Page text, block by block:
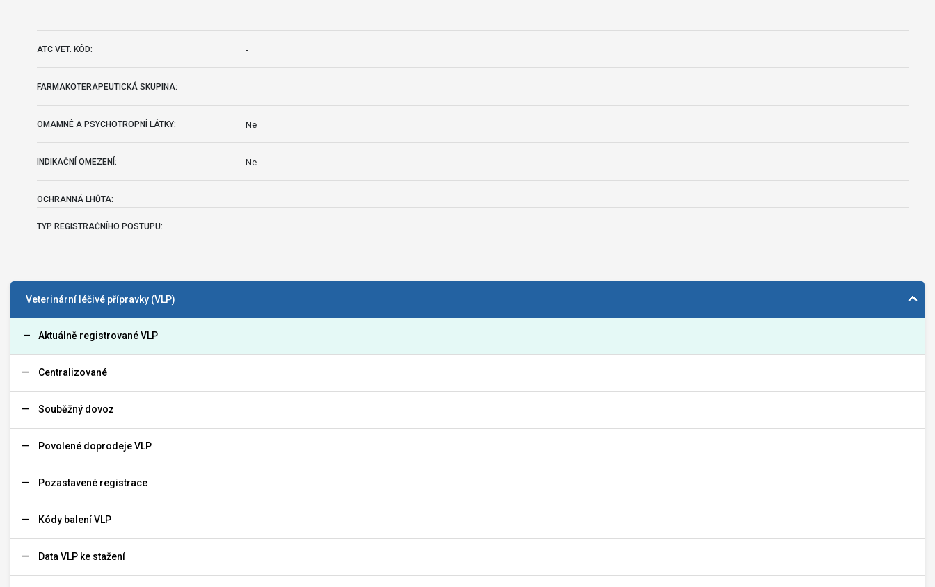
Veterinární léčivé přípravky (VLP)
Aktuálně registrované VLP
Centralizované
Souběžný dovoz
Povolené doprodeje VLP
Pozastavené registrace
Kódy balení VLP
Data VLP ke stažení
ATC VET. KÓD: -
FARMAKOTERAPEUTICKÁ SKUPINA:
OMAMNÉ A PSYCHOTROPNÍ LÁTKY: Ne
INDIKAČNÍ OMEZENÍ: Ne
OCHRANNÁ LHŮTA:
TYP REGISTRAČNÍHO POSTUPU: